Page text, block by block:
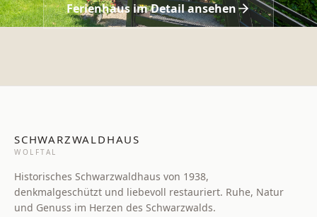
Ferienhaus im Detail ansehen
SCHWARZWALDHAUS
WOLFTAL
Historisches Schwarzwaldhaus von 1938,
denkmalgeschützt und liebevoll restauriert. Ruhe, Natur
und Genuss im Herzen des Schwarzwalds.